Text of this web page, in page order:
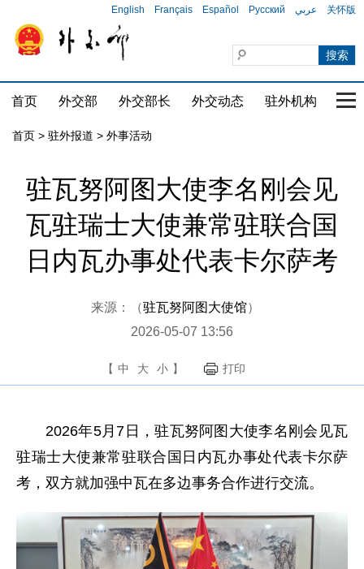
English Français Español Русский عربي 关怀版
首页 外交部 外交部长 外交动态 驻外机构 国
首页 > 驻外报道 > 外事活动
驻瓦努阿图大使李名刚会见
瓦驻瑞士大使兼常驻联合国
日内瓦办事处代表卡尔萨考
来源：（驻瓦努阿图大使馆）
2026-05-07 13:56
【 中 大 小 】 打印
2026年5月7日，驻瓦努阿图大使李名刚会见瓦
驻瑞士大使兼常驻联合国日内瓦办事处代表卡尔萨
考，双方就加强中瓦在多边事务合作进行交流。